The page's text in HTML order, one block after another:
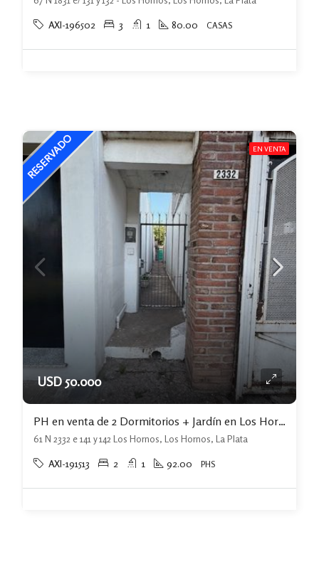
AXI-196502 3 1 80.00 CASAS
EN VENTA
USD 50.000
PH en venta de 2 Dormitorios + Jardín en Los Hornos
61 N 2332 e 141 y 142 Los Hornos, Los Hornos, La Plata
AXI-191513 2 1 92.00 PHS